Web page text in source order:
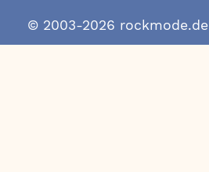
© 2003-2026 rockmode.de